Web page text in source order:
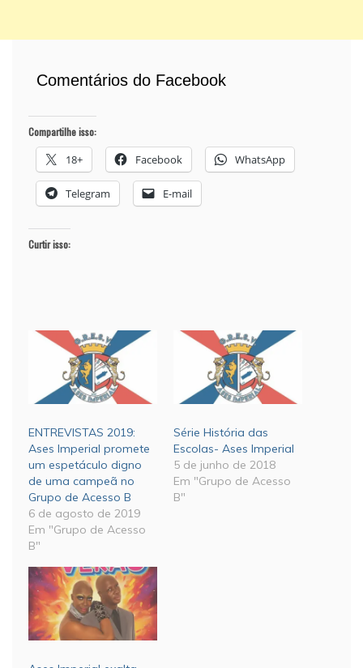
Comentários do Facebook
Compartilhe isso:
18+ Facebook WhatsApp
Telegram E-mail
Curtir isso:
ENTREVISTAS 2019:
Ases Imperial promete
um espetáculo digno
de uma campeã no
Grupo de Acesso B
6 de agosto de 2019
Em "Grupo de Acesso
B"
Série História das
Escolas- Ases Imperial
5 de junho de 2018
Em "Grupo de Acesso
B"